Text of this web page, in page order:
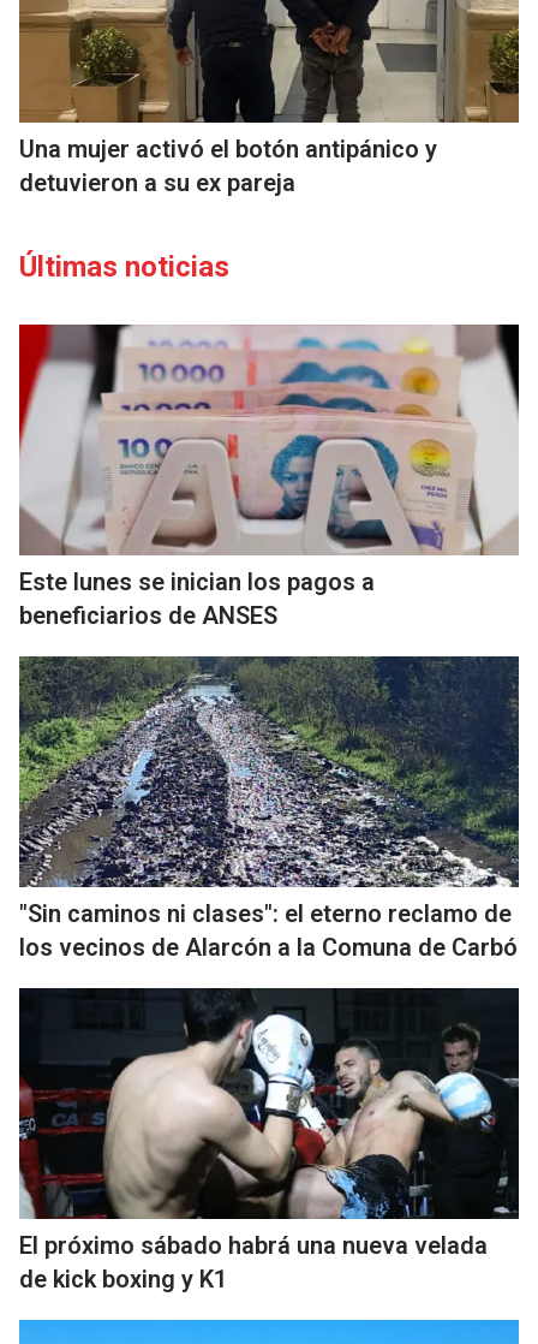
Una mujer activó el botón antipánico y
detuvieron a su ex pareja
Últimas noticias
Este lunes se inician los pagos a
beneficiarios de ANSES
"Sin caminos ni clases": el eterno reclamo de
los vecinos de Alarcón a la Comuna de Carbó
El próximo sábado habrá una nueva velada
de kick boxing y K1